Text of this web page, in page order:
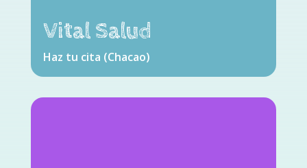
Vital Salud
Haz tu cita (Chacao)